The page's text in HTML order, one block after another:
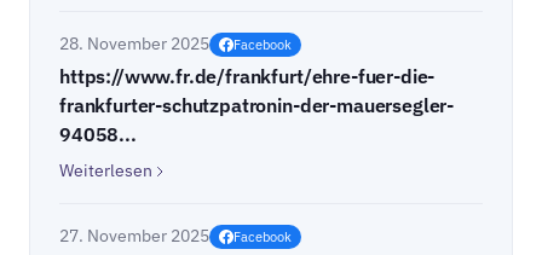
28. November 2025 Facebook
https://www.fr.de/frankfurt/ehre-fuer-die-
frankfurter-schutzpatronin-der-mauersegler-
94058...
Weiterlesen
27. November 2025 Facebook